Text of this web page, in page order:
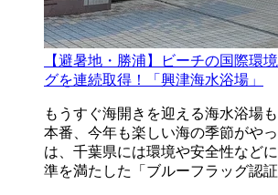
【避暑地・勝浦】ビーチの国際環
グを連続取得！「興津海水浴場」
もうすぐ海開きを迎える海水浴場
本番、今年も楽しい海の季節がやっ
は、千葉県には環境や安全性など
準を満たした「ブルーフラッグ認